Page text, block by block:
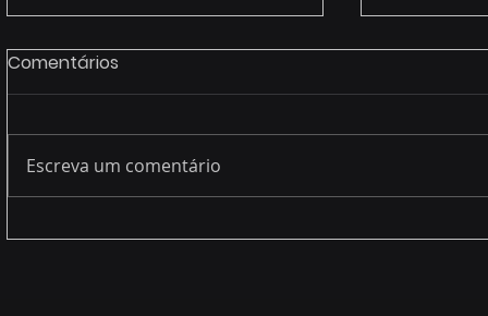
Legacy systems (end of
A nova
Comentários
Escreva um comentário